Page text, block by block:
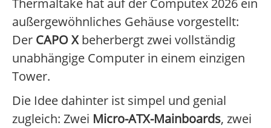
Thermaltake hat auf der Computex 2026 ein
außergewöhnliches Gehäuse vorgestellt:
Der CAPO Xbeherbergt zwei vollständig
unabhängige Computer in einem einzigen
Tower.
Die Idee dahinter ist simpel und genial
zugleich: Zwei Micro-ATX-Mainboards, zwei